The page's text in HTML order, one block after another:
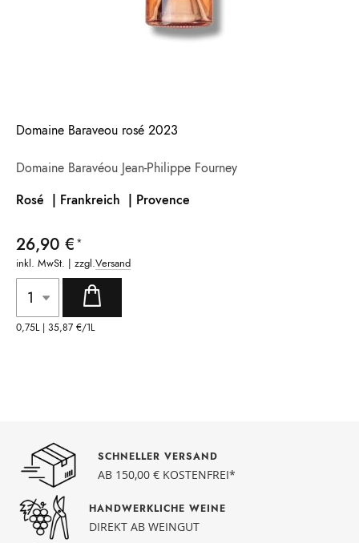
Domaine Baraveou rosé 2023
Domaine Baravéou Jean-Philippe Fourney
Rosé | Frankreich | Provence
26,90 €
inkl. MwSt. | zzgl.Versand
0,75L | 35,87 €/1L
SCHNELLER VERSAND
AB 150,00 € KOSTENFREI*
HANDWERKLICHE WEINE
DIREKT AB WEINGUT